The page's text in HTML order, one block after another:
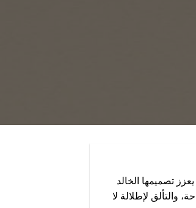
تصميمها الخالد
والتألق لإطلالة لا